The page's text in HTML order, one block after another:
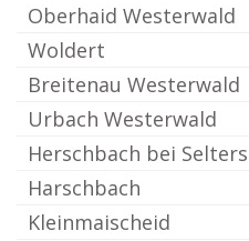
Oberhaid Westerwald
Woldert
Breitenau Westerwald
Urbach Westerwald
Herschbach bei Selters
Harschbach
Kleinmaischeid